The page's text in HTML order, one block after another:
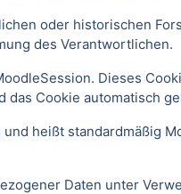
oder historischen
des Verantwortlichen.
Dieses
das Cookie automatisch
heißt standardmäßig
Daten unter